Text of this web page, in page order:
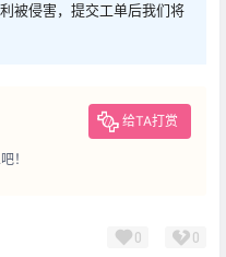
被侵害，提交工单后我们将
给TA打赏
！
0 0